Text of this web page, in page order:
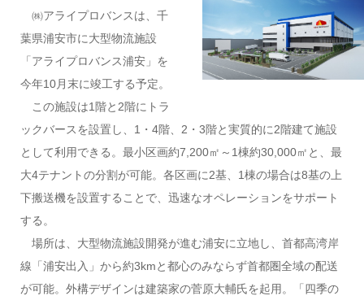
㈱アライプロバンスは、千
葉県浦安市に大型物流施設
「アライプロバンス浦安」を
今年10月末に竣工する予定。
この施設は1階と2階にトラ
ックバースを設置し、1・4階、2・3階と実質的に2階建て施設
として利用できる。最小区画約7,200㎡～1棟約30,000㎡と、最
大4テナントの分割が可能。各区画に2基、1棟の場合は8基の上
下搬送機を設置することで、迅速なオペレーションをサポート
する。
場所は、大型物流施設開発が進む浦安に立地し、首都高湾岸
線「浦安出入」から約3kmと都心のみならず首都圏全域の配送
が可能。外構デザインは建築家の菅原大輔氏を起用。「四季の